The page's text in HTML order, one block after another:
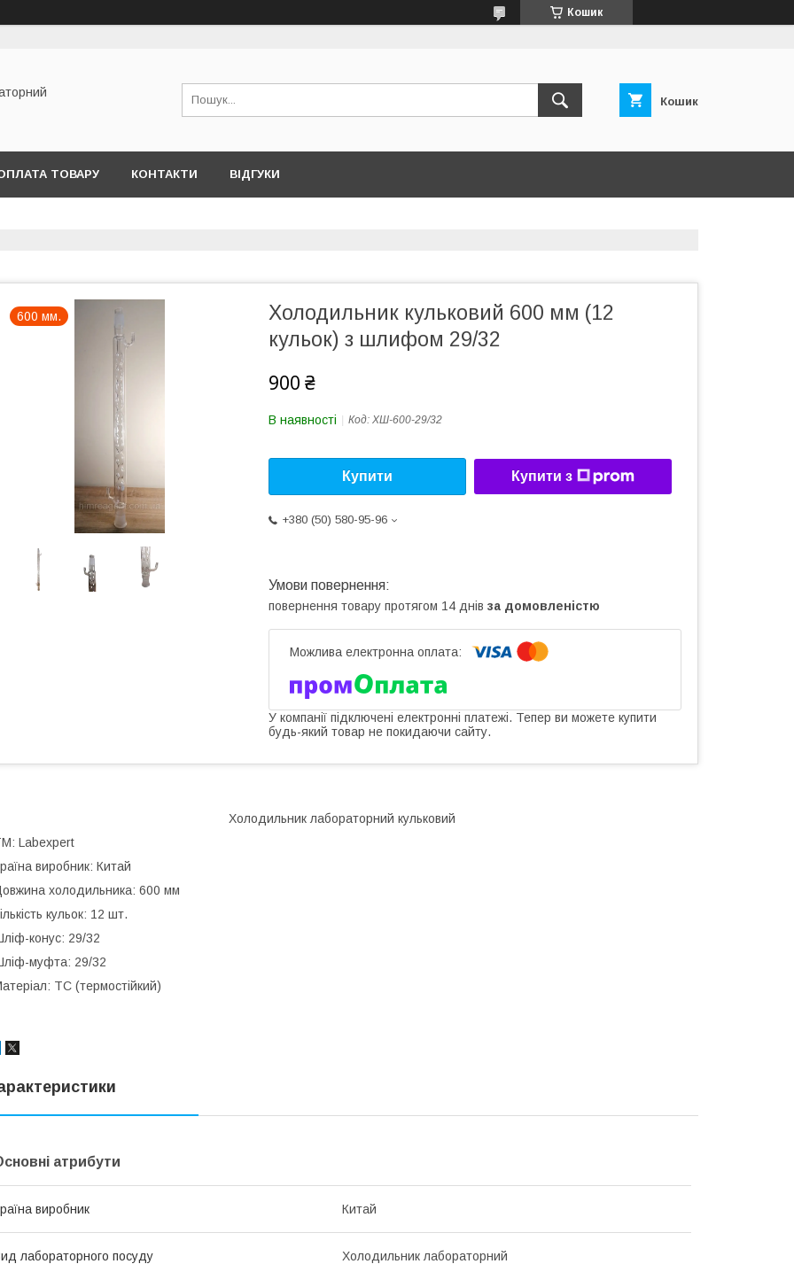
Кошик
Кошик
ТОВАРУ КОНТАКТИ ВІДГУКИ
600 мм.
Холодильник кульковий 600 мм (12
кульок) з шлифом 29/32
900 ₴
В наявності Код: ХШ-600-29/32
Купити Купити з
+380 (50) 580-95-96
повернення товару протягом 14 днів за домовленістю
У компанії підключені електронні платежі. Тепер ви можете купити
будь-який товар не покидаючи сайту.
Холодильник лабораторний кульковий
Labexpert
виробник: Китай
холодильника: 600 мм
кульок: 12 шт.
конус: 29/32
муфта: 29/32
ТС (термостійкий)
атрибути
виробник Китай
лабораторного посуду Холодильник лабораторний